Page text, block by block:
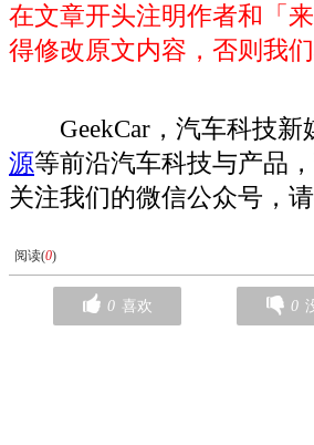
在文章开头注明作者和「
得修改原文内容，否则我
GeekCar ，汽车科技
源等前沿汽车科技与产品
关注我们的微信公众号，
阅读(0)
0 喜欢 0